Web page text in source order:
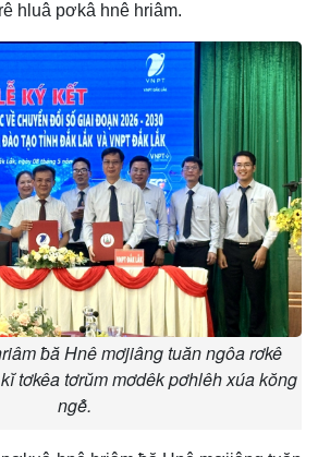
hluâ pơkâ hnê hriâm.
ƀă Hnê mơjiâng tuăn ngôa rơkê
tơkêa tơrŭm mơdêk pơhlêh xúa kŏng
ngê̆.